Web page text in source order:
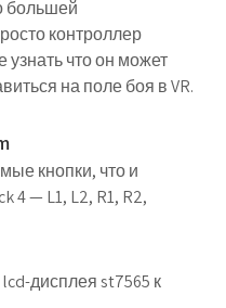
большей
контроллер
что он может
на поле боя в VR.
кнопки, что и
4 — L1, L2, R1, R2,
дисплея st7565 к